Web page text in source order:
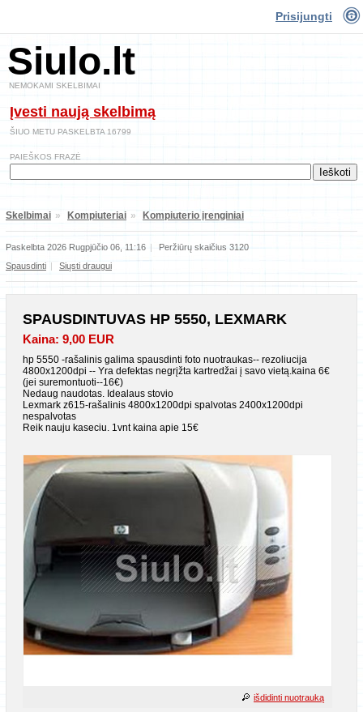
Prisijungti
Siulo.lt
NEMOKAMI SKELBIMAI
Įvesti naują skelbimą
ŠIUO METU PASKELBTA 16799
PAIEŠKOS FRAZĖ
Skelbimai » Kompiuteriai » Kompiuterio įrenginiai
Paskelbta 2026 Rugpjūčio 06, 11:16 |
Peržiūrų skaičius 3120
Spausdinti | Siųsti draugui
SPAUSDINTUVAS HP 5550, LEXMARK
Kaina: 9,00 EUR
hp 5550 -rašalinis galima spausdinti foto nuotraukas-- rezoliucija
4800x1200dpi -- Yra defektas negrįžta kartredžai į savo vietą.kaina 6€
(jei suremontuoti--16€)
Nedaug naudotas. Idealaus stovio
Lexmark z615-rašalinis 4800x1200dpi spalvotas 2400x1200dpi
nespalvotas
Reik nauju kaseciu. 1vnt kaina apie 15€
išdidinti nuotrauką